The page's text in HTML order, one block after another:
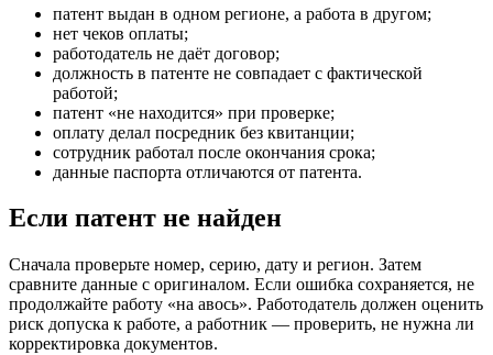
патент выдан в одном регионе, а работа в другом;
нет чеков оплаты;
работодатель не даёт договор;
должность в патенте не совпадает с фактической
работой;
патент «не находится» при проверке;
оплату делал посредник без квитанции;
сотрудник работал после окончания срока;
данные паспорта отличаются от патента.
Если патент не найден
Сначала проверьте номер, серию, дату и регион. Затем
сравните данные с оригиналом. Если ошибка сохраняется, не
продолжайте работу «на авось». Работодатель должен оценить
риск допуска к работе, а работник — проверить, не нужна ли
корректировка документов.